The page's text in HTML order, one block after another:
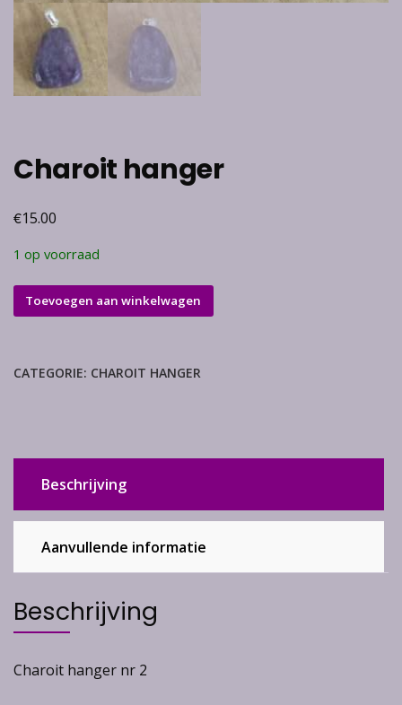
Charoit hanger
€15.00
1 op voorraad
Charoit
hanger
Toevoegen aan winkelwagen
CATEGORIE: CHAROIT HANGER
Beschrijving
Aanvullende informatie
Beschrijving
Charoit hanger nr 2